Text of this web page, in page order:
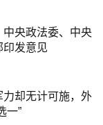
央政法委、中央
印发意见
却无计可施，外
一”